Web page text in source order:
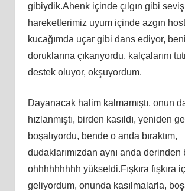
gibiydik.Ahenk içinde çılgın gibi
hareketlerimiz uyum içinde azgın
kucağımda uçar gibi dans ediyor,
doruklarına çıkarıyordu, kalçalarını
destek oluyor, okşuyordum.
Dayanacak halim kalmamıştı, onun
hızlanmıştı, birden kasıldı, yeniden
boşalıyordu, bende o anda bıraktım,
dudaklarımızdan aynı anda derinden
ohhhhhhhhh yükseldi.Fışkıra fışkıra
geliyordum, onunda kasılmalarla,